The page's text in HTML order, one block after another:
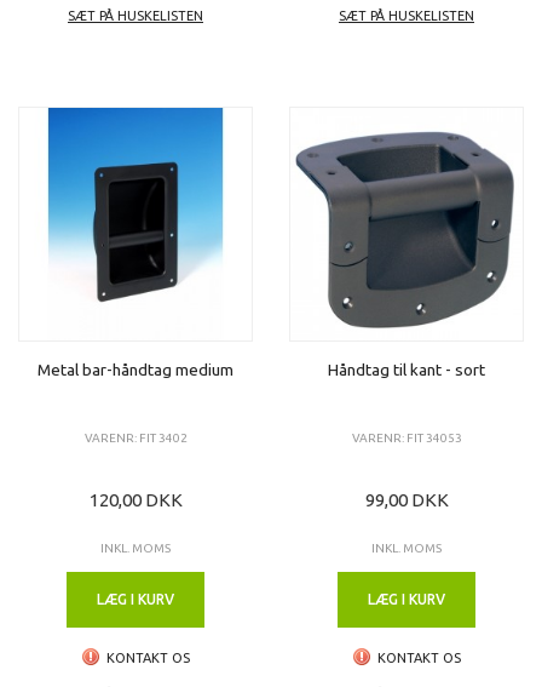
SÆT PÅ HUSKELISTEN SÆT PÅ HUSKELISTEN
Metal bar-håndtag medium
VARENR: FIT 3402
120,00 DKK
INKL. MOMS
LÆG I KURV
KONTAKT OS
Håndtag til kant - sort
VARENR: FIT 34053
99,00 DKK
INKL. MOMS
LÆG I KURV
KONTAKT OS